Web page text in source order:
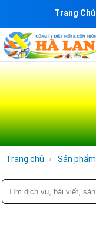
Trang Chủ
Trang chủ Sản phẩm